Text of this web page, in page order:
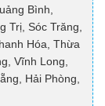
Bình,
Trị, Sóc Trăng,
Hóa, Thừa
Vĩnh Long,
Hải Phòng,